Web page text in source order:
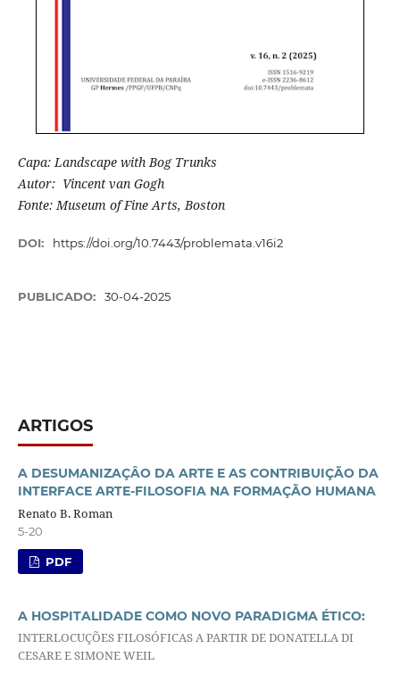
Capa: Landscape with Bog Trunks
Autor: Vincent van Gogh
Fonte: Museum of Fine Arts, Boston
DOI: https://doi.org/10.7443/problemata.v16i2
PUBLICADO: 30-04-2025
ARTIGOS
A DESUMANIZAÇÂO DA ARTE E AS CONTRIBUIÇÃO DA
INTERFACE ARTE-FILOSOFIA NA FORMAÇÃO HUMANA
Renato B. Roman
5-20
PDF
A HOSPITALIDADE COMO NOVO PARADIGMA ÉTICO:
INTERLOCUÇÕES FILOSÓFICAS A PARTIR DE DONATELLA DI
CESARE E SIMONE WEIL